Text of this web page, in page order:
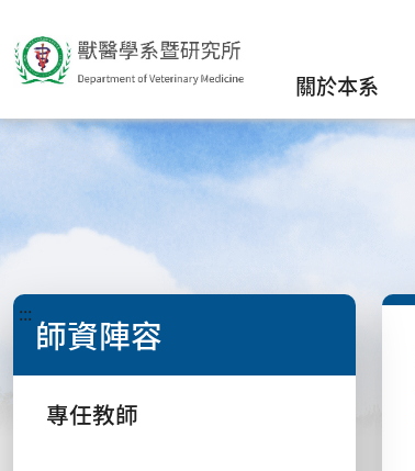
關於本系
::: 師資陣容
專任教師